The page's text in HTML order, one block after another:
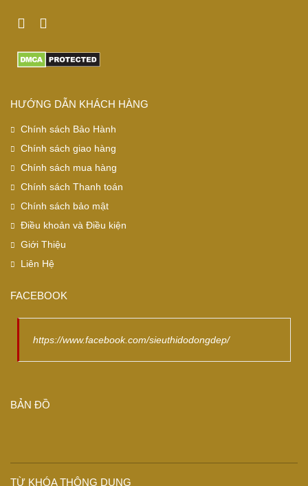
HƯỚNG DẪN KHÁCH HÀNG
Chính sách Bảo Hành
Chính sách giao hàng
Chính sách mua hàng
Chính sách Thanh toán
Chính sách bảo mật
Điều khoản và Điều kiện
Giới Thiệu
Liên Hệ
FACEBOOK
https://www.facebook.com/sieuthidodongdep/
BẢN ĐỒ
TỪ KHÓA THÔNG DỤNG